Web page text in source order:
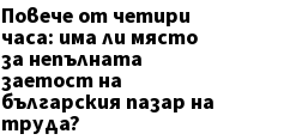
Повече от четири
часа: има ли място
за непълната
заетост на
българския пазар на
труда?